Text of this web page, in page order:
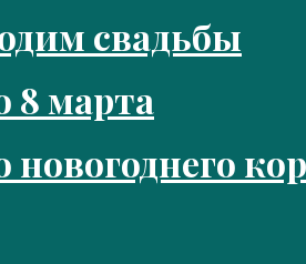
свадьбы
8 марта
новогоднего